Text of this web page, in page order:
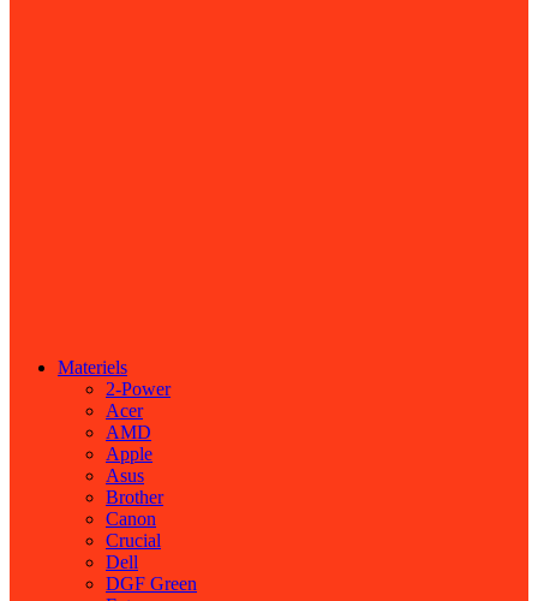
Materiels
2-Power
Acer
AMD
Apple
Asus
Brother
Canon
Crucial
Dell
DGF Green